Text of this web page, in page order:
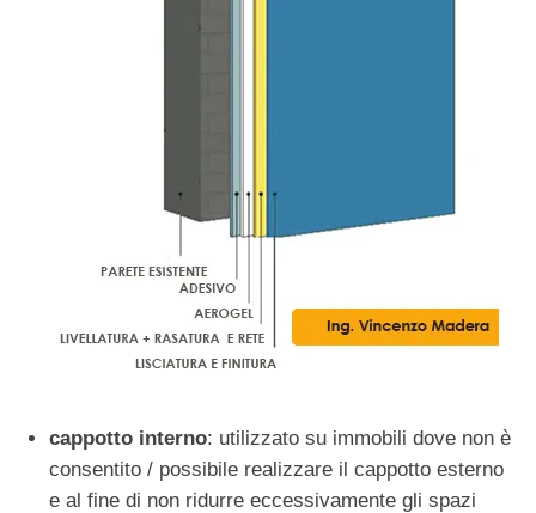
cappotto interno: utilizzato su immobili dove non è
consentito / possibile realizzare il cappotto esterno
e al fine di non ridurre eccessivamente gli spazi